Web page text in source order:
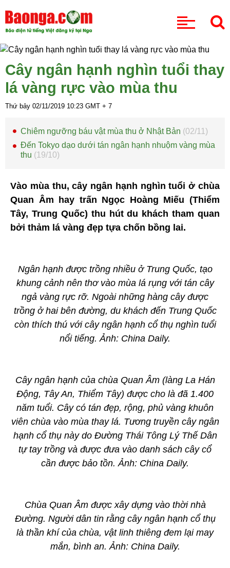
Cây ngân hạnh nghìn tuổi thay
lá vàng rực vào mùa thu
Thứ bảy 02/11/2019 10:23 GMT + 7
Chiêm ngưỡng báu vật mùa thu ở Nhật Bản (02/11)
Đến Tokyo dạo dưới tán ngân hạnh nhuộm vàng mùa
thu (19/10)
Vào mùa thu, cây ngân hạnh nghìn tuổi ở chùa
Quan Âm hay trấn Ngọc Hoàng Miếu (Thiểm
Tây, Trung Quốc) thu hút du khách tham quan
bởi thảm lá vàng đẹp tựa chốn bồng lai.
Ngân hạnh được trồng nhiều ở Trung Quốc, tạo
khung cảnh nên thơ vào mùa lá rụng với tán cây
ngả vàng rực rỡ. Ngoài những hàng cây được
trồng ở hai bên đường, du khách đến Trung Quốc
còn thích thú với cây ngân hạnh cổ thụ nghìn tuổi
nổi tiếng. Ảnh: China Daily.
Cây ngân hạnh của chùa Quan Âm (làng La Hán
Động, Tây An, Thiểm Tây) được cho là đã 1.400
năm tuổi. Cây có tán đẹp, rộng, phủ vàng khuôn
viên chùa vào mùa thay lá. Tương truyền cây ngân
hạnh cổ thụ này do Đường Thái Tông Lý Thế Dân
tự tay trồng và được đưa vào danh sách cây cổ
cần được bảo tồn. Ảnh: China Daily.
Chùa Quan Âm được xây dựng vào thời nhà
Đường. Người dân tin rằng cây ngân hạnh cổ thụ
là thần khí của chùa, vật linh thiêng đem lại may
mắn, bình an. Ảnh: China Daily.